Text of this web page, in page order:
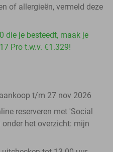
of allergieën, vermeld deze
die je besteedt, maak je
Pro t.w.v. €1.329!
t/m 27 nov 2026
reserveren met 'Social
onder het overzicht: mijn